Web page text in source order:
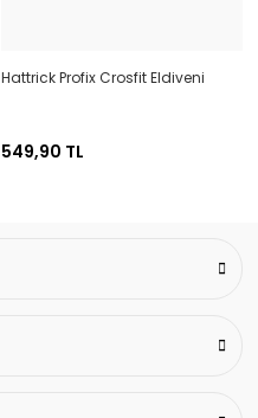
Hattrick Profix Crosfit Eldiveni
549,90 TL